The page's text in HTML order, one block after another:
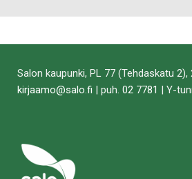
Salon kaupunki, PL 77 (Tehdaskatu 2),
kirjaamo@salo.fi | puh. 02 7781 | Y-